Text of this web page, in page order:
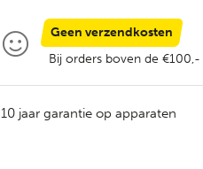
Geen verzendkosten
Bij orders boven de €100,-
10 jaar garantie op apparaten